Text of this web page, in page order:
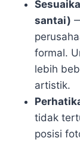
santai)
formal.
lebih
artistik.
tidak
posisi